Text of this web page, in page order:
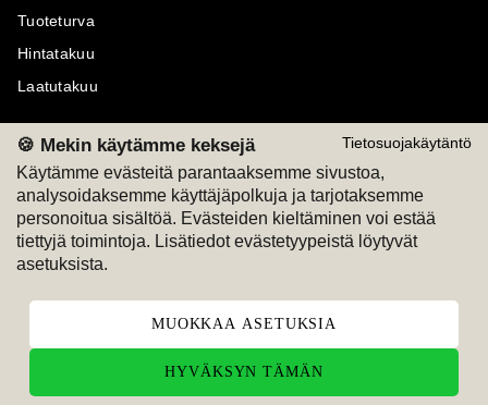
Tietosuojakäytäntö
🍪 Mekin käytämme keksejä
Käytämme evästeitä parantaaksemme sivustoa,
analysoidaksemme käyttäjäpolkuja ja tarjotaksemme
personoitua sisältöä. Evästeiden kieltäminen voi estää
tiettyjä toimintoja. Lisätiedot evästetyypeistä löytyvät
asetuksista.
MUOKKAA ASETUKSIA
HYVÄKSYN TÄMÄN
Tuoteturva
Hintatakuu
Laatutakuu
Maksutavat
M
Seuraa meitä